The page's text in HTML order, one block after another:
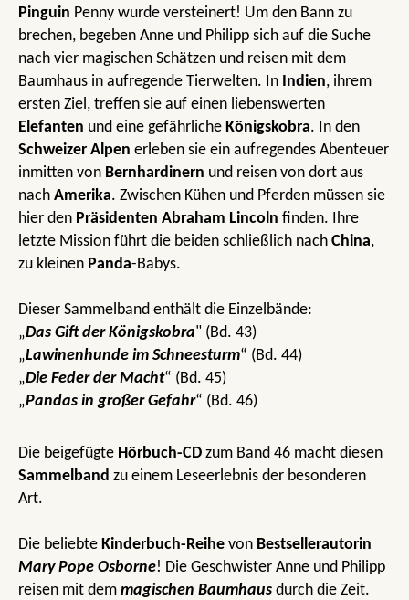
Pinguin Penny wurde versteinert! Um den Bann zu
brechen, begeben Anne und Philipp sich auf die Suche
nach vier magischen Schätzen und reisen mit dem
Baumhaus in aufregende Tierwelten. In Indien, ihrem
ersten Ziel, treffen sie auf einen liebenswerten
Elefanten und eine gefährliche Königskobra. In den
Schweizer Alpen erleben sie ein aufregendes Abenteuer
inmitten von Bernhardinern und reisen von dort aus
nach Amerika. Zwischen Kühen und Pferden müssen sie
hier den Präsidenten Abraham Lincoln finden. Ihre
letzte Mission führt die beiden schließlich nach China,
zu kleinen Panda-Babys.
Dieser Sammelband enthält die Einzelbände:
„Das Gift der Königskobra" (Bd. 43)
„Lawinenhunde im Schneesturm“ (Bd. 44)
„Die Feder der Macht“ (Bd. 45)
„Pandas in großer Gefahr“ (Bd. 46)
Die beigefügte Hörbuch-CD zum Band 46 macht diesen
Sammelband zu einem Leseerlebnis der besonderen
Art.
Die beliebte Kinderbuch-Reihe von Bestsellerautorin
Mary Pope Osborne! Die Geschwister Anne und Philipp
reisen mit dem magischen Baumhaus durch die Zeit.